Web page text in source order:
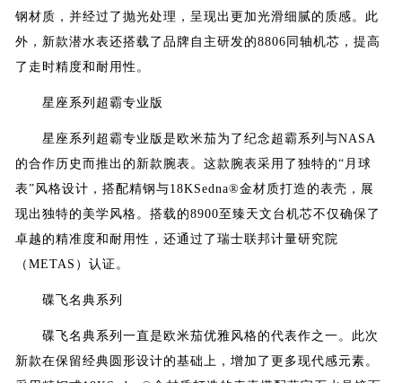
钢材质，并经过了抛光处理，呈现出更加光滑细腻的质感。此
外，新款潜水表还搭载了品牌自主研发的8806同轴机芯，提高
了走时精度和耐用性。
星座系列超霸专业版
星座系列超霸专业版是欧米茄为了纪念超霸系列与NASA
的合作历史而推出的新款腕表。这款腕表采用了独特的“月球
表”风格设计，搭配精钢与18KSedna®金材质打造的表壳，展
现出独特的美学风格。搭载的8900至臻天文台机芯不仅确保了
卓越的精准度和耐用性，还通过了瑞士联邦计量研究院
（METAS）认证。
碟飞名典系列
碟飞名典系列一直是欧米茄优雅风格的代表作之一。此次
新款在保留经典圆形设计的基础上，增加了更多现代感元素。